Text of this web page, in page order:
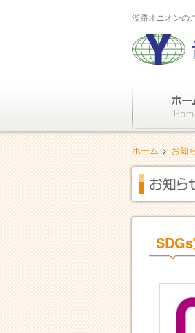
淡路オニオンの
ホーム > お知